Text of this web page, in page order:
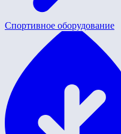
Спортивное оборудование